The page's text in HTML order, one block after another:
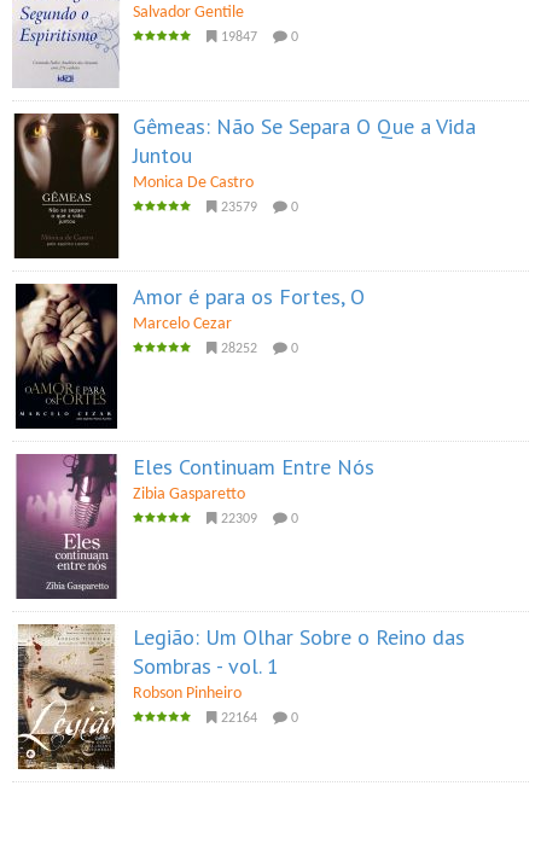
Salvador Gentile
19847 0
Gêmeas: Não Se Separa O Que a Vida
Juntou
Monica De Castro
23579 0
Amor é para os Fortes, O
Marcelo Cezar
28252 0
Eles Continuam Entre Nós
Zibia Gasparetto
22309 0
Legião: Um Olhar Sobre o Reino das
Sombras - vol. 1
Robson Pinheiro
22164 0